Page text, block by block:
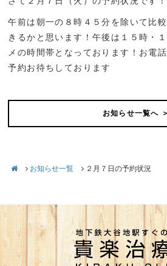
午前は朝一の８時４５分を除いて比
きるかと思います！午後は１５時・
メの時間帯となっております！お電
予約お待ちしております
お知らせ一覧へ ＞
お知らせ一覧 ２月７日の予約状況